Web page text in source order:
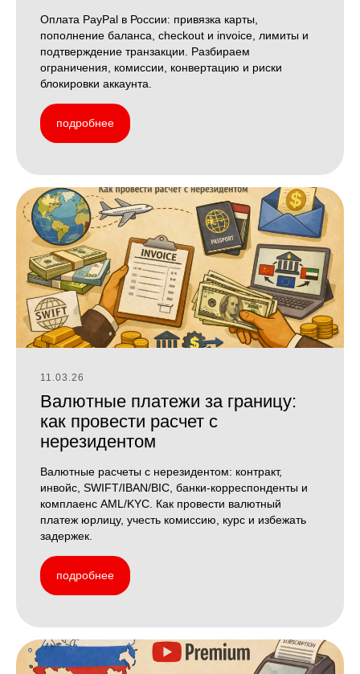
Оплата PayPal в России: привязка карты,
пополнение баланса, checkout и invoice, лимиты и
подтверждение транзакции. Разбираем
ограничения, комиссии, конвертацию и риски
блокировки аккаунта.
подробнее
11.03.26
Валютные платежи за границу:
как провести расчет с
нерезидентом
Валютные расчеты с нерезидентом: контракт,
инвойс, SWIFT/IBAN/BIC, банки-корреспонденты и
комплаенс AML/KYC. Как провести валютный
платеж юрлицу, учесть комиссию, курс и избежать
задержек.
подробнее